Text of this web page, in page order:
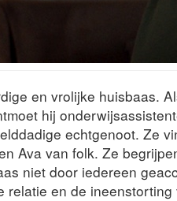
en vrolijke huisbaas.
hij
echtgenoot. Ze
Ava van folk. Ze
niet door iedereen
relatie en de